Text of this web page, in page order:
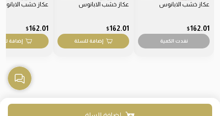
عكاز خشب الابانوس
162.01
$
نفدت الكمية
عكاز خشب الابانوس
162.01
$
إضافة للسلة
عكاز خشب
162.01
$
إضافة